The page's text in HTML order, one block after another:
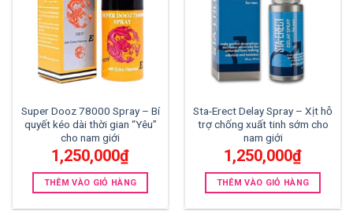
Super Dooz 78000 Spray – Bí
quyết kéo dài thời gian “Yêu”
cho nam giới
1,250,000₫
THÊM VÀO GIỎ HÀNG
Sta-Erect Delay Spray – Xịt hỗ
trợ chống xuất tinh sớm cho
nam giới
1,250,000₫
THÊM VÀO GIỎ HÀNG